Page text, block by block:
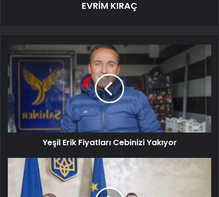
EVRİM KIRAÇ
Yeşil Erik Fiyatları Cebinizi Yakıyor